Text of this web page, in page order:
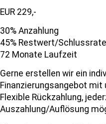
EUR 229,-
30% Anzahlung
45% Restwert/Schlussrate
72 Monate Laufzeit
Gerne erstellen wir ein
Finanzierungsangebot mit
Flexible Rückzahlung,
Auszahlung/Auflösung